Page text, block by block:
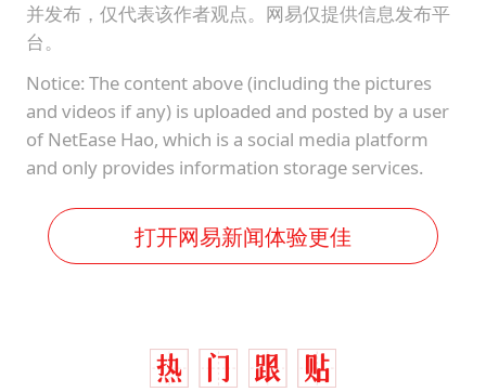
并发布，仅代表该作者观点。网易仅提供信息发布平
台。
Notice: The content above (including the pictures
and videos if any) is uploaded and posted by a user
of NetEase Hao, which is a social media platform
and only provides information storage services.
打开网易新闻体验更佳